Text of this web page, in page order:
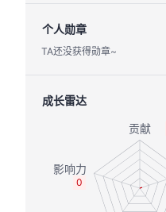
个人勋章
TA还没获得勋章~
成长雷达
0